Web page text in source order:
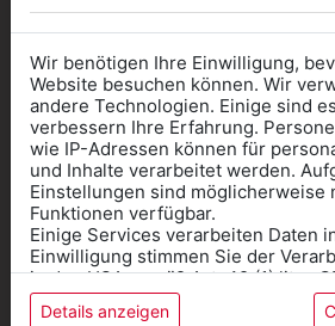
KOCHKNÖPFE
€ 3,90
ZULETZT
Wir benötigen Ihre Einwilligung,
Website besuchen können. Wir
andere Technologien. Einige sind
verbessern Ihre Erfahrung.
wie IP-Adressen können für
und Inhalte verarbeitet werden.
Einstellungen sind möglicherweise
Funktionen verfügbar.
Einige Services verarbeiten Daten
Einwilligung stimmen Sie der
in den USA gemäß Art. 49 (1) lit. a
stuft die USA als Land mit
ein, und es besteht das Risiko,
Details anzeigen
Informationen
Kleidung
für die SCHULE
benötigen
Online Shop: Klick auf SCHULE